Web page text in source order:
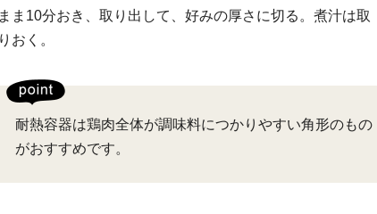
まま10分おき、取り出して、好みの厚さに切る。煮汁は取
りおく。
耐熱容器は鶏肉全体が調味料につかりやすい角形のもの
がおすすめです。